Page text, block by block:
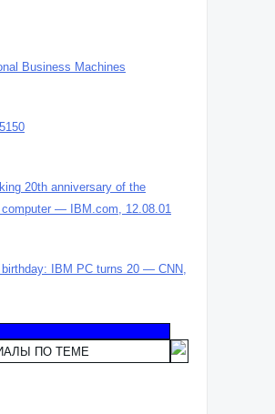
Business Machines
20th anniversary of the
computer — IBM.com, 12.08.01
birthday: IBM PC turns 20 — CNN,
ПО ТЕМЕ